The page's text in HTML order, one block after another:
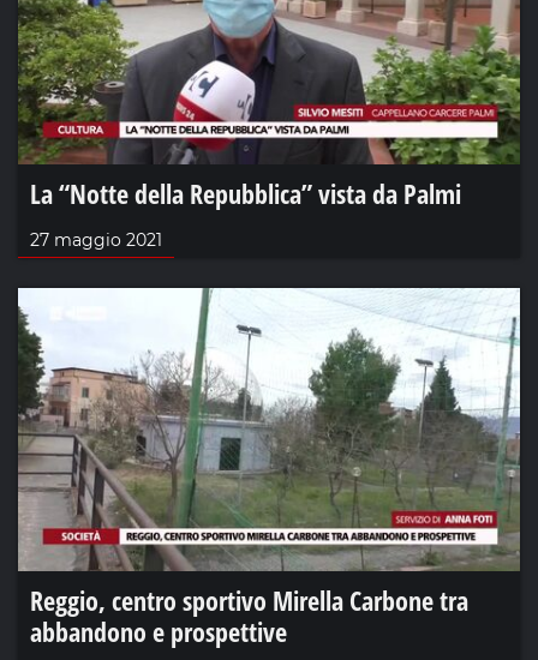
La “Notte della Repubblica” vista da Palmi
27 maggio 2021
Reggio, centro sportivo Mirella Carbone tra
abbandono e prospettive